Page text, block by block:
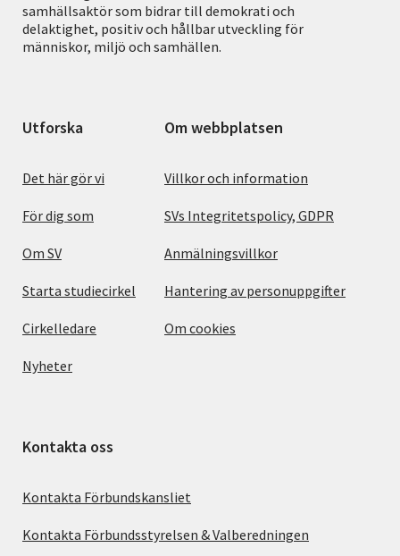
samhällsaktör som bidrar till demokrati och
delaktighet, positiv och hållbar utveckling för
människor, miljö och samhällen.
Utforska
Det här gör vi
För dig som
Om SV
Starta studiecirkel
Cirkelledare
Nyheter
Om webbplatsen
Villkor och information
SVs Integritetspolicy, GDPR
Anmälningsvillkor
Hantering av personuppgifter
Om cookies
Kontakta oss
Kontakta Förbundskansliet
Kontakta Förbundsstyrelsen & Valberedningen